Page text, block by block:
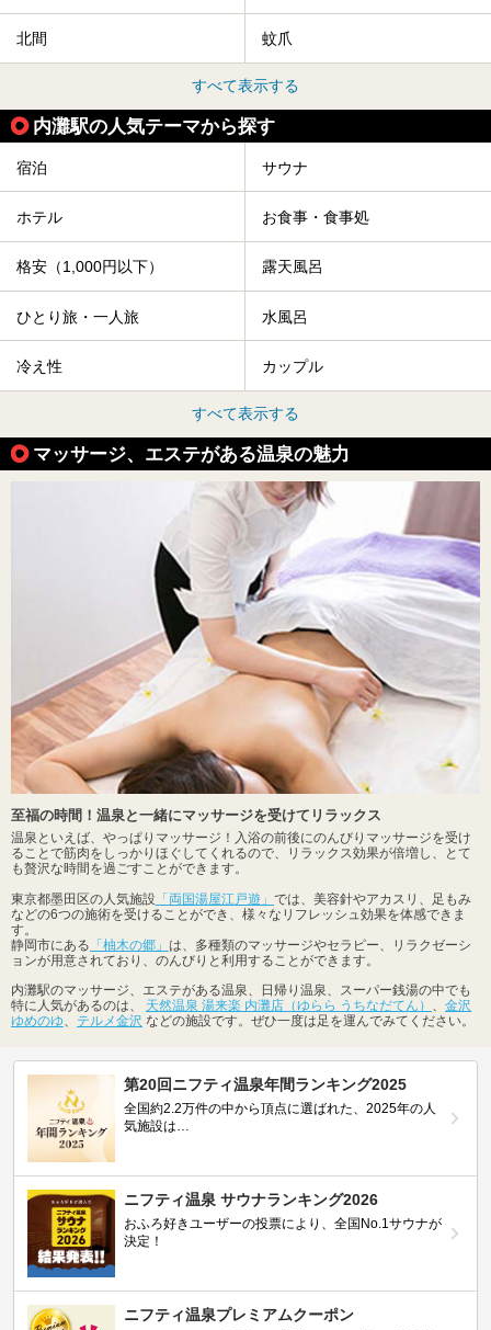
北間 蚊爪
すべて表示する
内灘駅の人気テーマから探す
宿泊 サウナ
ホテル お食事・食事処
格安（1,000円以下） 露天風呂
ひとり旅・一人旅 水風呂
冷え性 カップル
すべて表示する
マッサージ、エステがある温泉の魅力
至福の時間！温泉と一緒にマッサージを受けてリラックス
温泉といえば、やっぱりマッサージ！入浴の前後にのんびりマッサージを受け
ることで筋肉をしっかりほぐしてくれるので、リラックス効果が倍増し、とて
も贅沢な時間を過ごすことができます。
東京都墨田区の人気施設 「両国湯屋江戸遊」 では、美容針やアカスリ、足もみ
などの6つの施術を受けることができ、様々なリフレッシュ効果を体感できま
す。
静岡市にある 「柚木の郷」 は、多種類のマッサージやセラピー、リラクゼーシ
ョンが用意されており、のんびりと利用することができます。
内灘駅のマッサージ、エステがある温泉、日帰り温泉、スーパー銭湯の中でも
特に人気があるのは、 天然温泉 湯来楽 内灘店（ゆらら うちなだてん）
金沢
ゆめのゆ
テルメ金沢 などの施設です。ぜひ一度は足を運んでみてください。
第20回ニフティ温泉年間ランキング2025
全国約2.2万件の中から頂点に選ばれた、2025年の人
気施設は…
ニフティ温泉 サウナランキング2026
おふろ好きユーザーの投票により、全国No.1サウナが
決定！
ニフティ温泉プレミアムクーポン